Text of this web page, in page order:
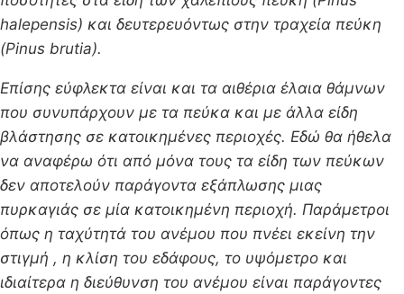
halepensis) και δευτερευόντως στην τραχεία πεύκη
(Pinus brutia).
Επίσης εύφλεκτα είναι και τα αιθέρια έλαια θάμνων
που συνυπάρχουν με τα πεύκα και με άλλα είδη
βλάστησης σε κατοικημένες περιοχές. Εδώ θα ήθελα
να αναφέρω ότι από μόνα τους τα είδη των πεύκων
δεν αποτελούν παράγοντα εξάπλωσης μιας
πυρκαγιάς σε μία κατοικημένη περιοχή. Παράμετροι
όπως η ταχύτητά του ανέμου που πνέει εκείνη την
στιγμή , η κλίση του εδάφους, το υψόμετρο και
ιδιαίτερα η διεύθυνση του ανέμου είναι παράγοντες